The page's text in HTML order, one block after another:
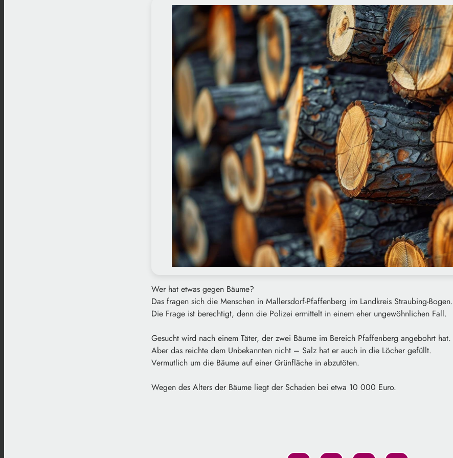
Wer hat etwas gegen Bäume?
Das fragen sich die Menschen in Mallersdorf-Pfaffenberg im Landkreis Straubing-Bogen.
Die Frage ist berechtigt, denn die Polizei ermittelt in einem eher ungewöhnlichen Fall.
Gesucht wird nach einem Täter, der zwei Bäume im Bereich Pfaffenberg angebohrt hat.
Aber das reichte dem Unbekannten nicht – Salz hat er auch in die Löcher gefüllt.
Vermutlich um die Bäume auf einer Grünfläche in abzutöten.
Wegen des Alters der Bäume liegt der Schaden bei etwa 10 000 Euro.